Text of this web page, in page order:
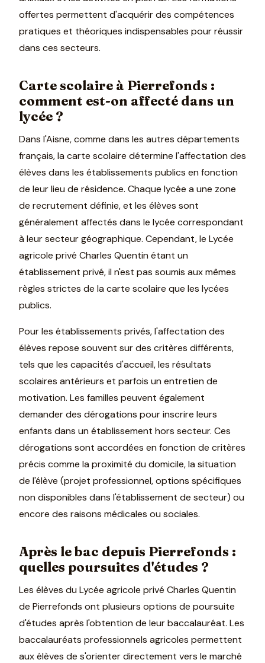
offertes permettent d'acquérir des compétences
pratiques et théoriques indispensables pour réussir
dans ces secteurs.
Carte scolaire à Pierrefonds :
comment est-on affecté dans un
lycée ?
Dans l'Aisne, comme dans les autres départements
français, la carte scolaire détermine l'affectation des
élèves dans les établissements publics en fonction
de leur lieu de résidence. Chaque lycée a une zone
de recrutement définie, et les élèves sont
généralement affectés dans le lycée correspondant
à leur secteur géographique. Cependant, le Lycée
agricole privé Charles Quentin étant un
établissement privé, il n'est pas soumis aux mêmes
règles strictes de la carte scolaire que les lycées
publics.
Pour les établissements privés, l'affectation des
élèves repose souvent sur des critères différents,
tels que les capacités d'accueil, les résultats
scolaires antérieurs et parfois un entretien de
motivation. Les familles peuvent également
demander des dérogations pour inscrire leurs
enfants dans un établissement hors secteur. Ces
dérogations sont accordées en fonction de critères
précis comme la proximité du domicile, la situation
de l'élève (projet professionnel, options spécifiques
non disponibles dans l'établissement de secteur) ou
encore des raisons médicales ou sociales.
Après le bac depuis Pierrefonds :
quelles poursuites d'études ?
Les élèves du Lycée agricole privé Charles Quentin
de Pierrefonds ont plusieurs options de poursuite
d'études après l'obtention de leur baccalauréat. Les
baccalauréats professionnels agricoles permettent
aux élèves de s'orienter directement vers le marché